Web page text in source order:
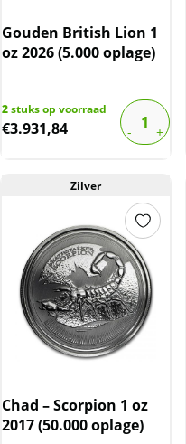
Gouden British Lion 1
oz 2026 (5.000 oplage)
2stuks op voorraad
€3.931,84
Zilver
Chad – Scorpion 1 oz
2017 (50.000 oplage)